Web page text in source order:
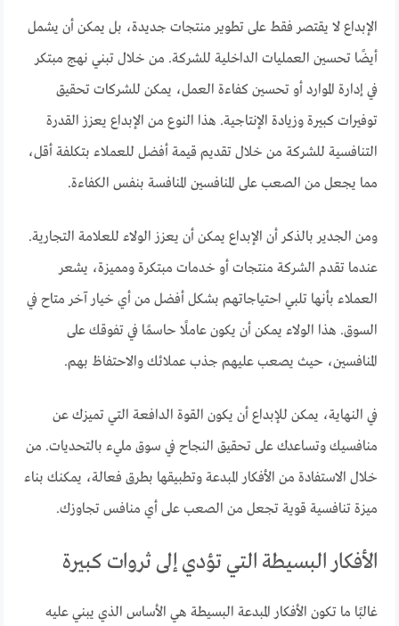
الإبداع لا يقتصر فقط على تطوير منتجات جديدة، بل يمكن أن يشمل
أيضًا تحسين العمليات الداخلية للشركة. من خلال تبني نهج مبتكر
في إدارة الموارد أو تحسين كفاءة العمل، يمكن للشركات تحقيق
توفيرات كبيرة وزيادة الإنتاجية. هذا النوع من الإبداع يعزز القدرة
التنافسية للشركة من خلال تقديم قيمة أفضل للعملاء بتكلفة أقل،
مما يجعل من الصعب على المنافسين المنافسة بنفس الكفاءة.
ومن الجدير بالذكر أن الإبداع يمكن أن يعزز الولاء للعلامة التجارية.
عندما تقدم الشركة منتجات أو خدمات مبتكرة ومميزة، يشعر
العملاء بأنها تلبي احتياجاتهم بشكل أفضل من أي خيار آخر متاح في
السوق. هذا الولاء يمكن أن يكون عاملًا حاسمًا في تفوقك على
المنافسين، حيث يصعب عليهم جذب عملائك والاحتفاظ بهم.
في النهاية، يمكن للإبداع أن يكون القوة الدافعة التي تميزك عن
منافسيك وتساعدك على تحقيق النجاح في سوق مليء بالتحديات. من
خلال الاستفادة من الأفكار المبدعة وتطبيقها بطرق فعالة، يمكنك بناء
ميزة تنافسية قوية تجعل من الصعب على أي منافس تجاوزك.
الأفكار البسيطة التي تؤدي إلى ثروات كبيرة
غالبًا ما تكون الأفكار المبدعة البسيطة هي الأساس الذي يبني عليه